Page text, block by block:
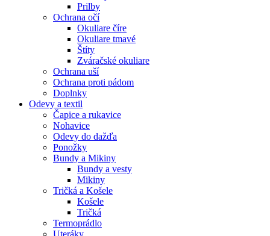
Prilby
Ochrana očí
Okuliare číre
Okuliare tmavé
Štíty
Zváračské okuliare
Ochrana uší
Ochrana proti pádom
Doplnky
Odevy a textil
Čapice a rukavice
Nohavice
Odevy do dažďa
Ponožky
Bundy a Mikiny
Bundy a vesty
Mikiny
Tričká a Košele
Košele
Tričká
Termoprádlo
Uteráky